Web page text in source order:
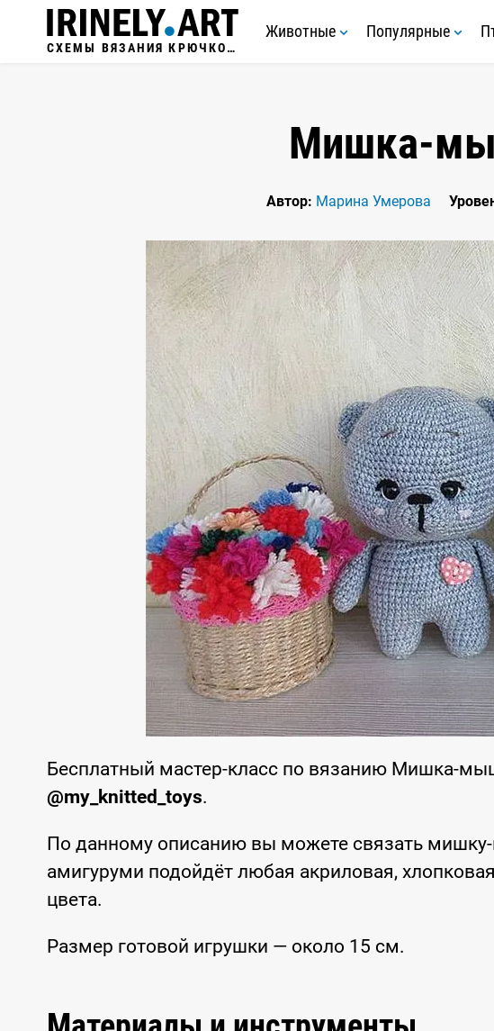
СХЕМЫ ВЯЗАНИЯ КРЮЧКОМ
Животные Популярные
Мишка-
Автор: Марина Умерова
Бесплатный мастер-класс по вязанию Мишка-
@my_knitted_toys.
По данному описанию вы можете связать
амигуруми подойдёт любая акриловая,
цвета.
Размер готовой игрушки — около 15 см.